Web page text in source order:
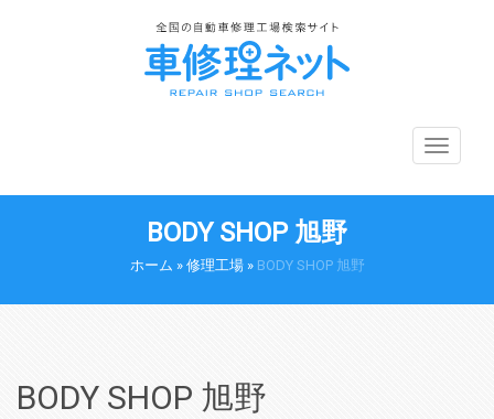
メ
ニ
ュ
え
BODY SHOP 旭野
ホーム » 修理工場» BODY SHOP 旭野
BODY SHOP 旭野